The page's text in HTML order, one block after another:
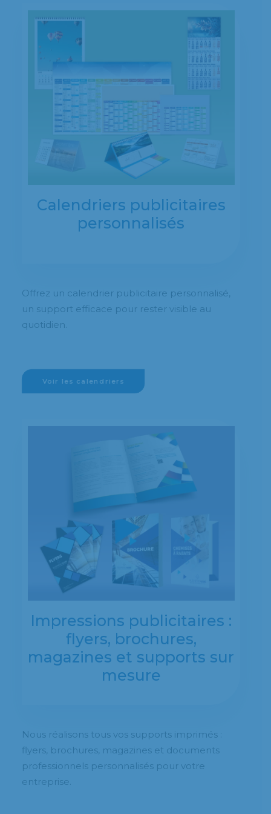
Calendriers publicitaires
personnalisés
Offrez un calendrier publicitaire personnalisé,
un support efficace pour rester visible au
quotidien.
Voir les calendriers
Impressions publicitaires :
flyers, brochures,
magazines et supports sur
mesure
Nous réalisons tous vos supports imprimés :
flyers, brochures, magazines et documents
professionnels personnalisés pour votre
entreprise.